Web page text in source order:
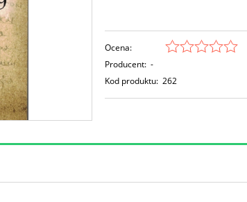
Ocena:
Producent: -
Kod produktu: 262